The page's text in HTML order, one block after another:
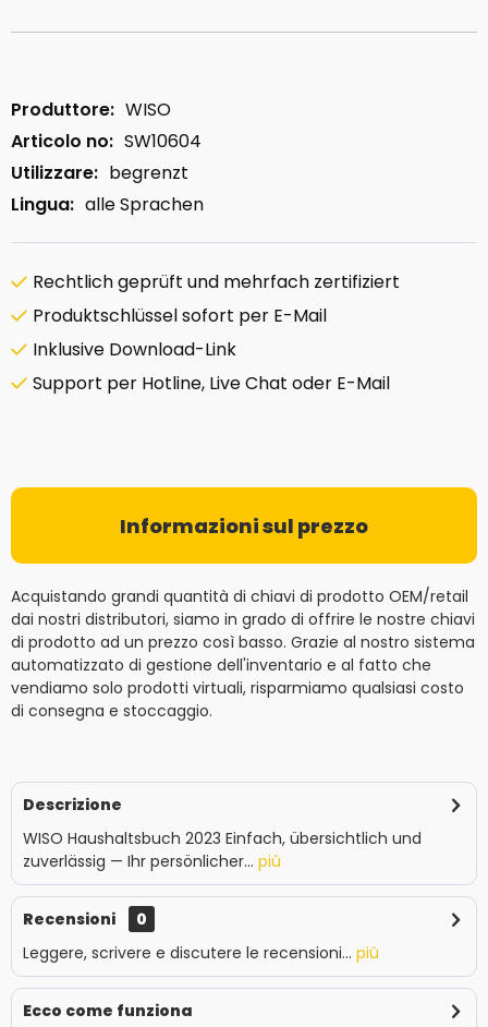
Produttore: WISO
Articolo no: SW10604
Utilizzare: begrenzt
Lingua: alle Sprachen
Rechtlich geprüft und mehrfach zertifiziert
Produktschlüssel sofort per E-Mail
Inklusive Download-Link
Support per Hotline, Live Chat oder E-Mail
Informazioni sul prezzo
Acquistando grandi quantità di chiavi di prodotto OEM/retail
dai nostri distributori, siamo in grado di offrire le nostre chiavi
di prodotto ad un prezzo così basso. Grazie al nostro sistema
automatizzato di gestione dell'inventario e al fatto che
vendiamo solo prodotti virtuali, risparmiamo qualsiasi costo
di consegna e stoccaggio.
Descrizione
WISO Haushaltsbuch 2023 Einfach, übersichtlich und
zuverlässig — Ihr persönlicher... più
Recensioni
0
Leggere, scrivere e discutere le recensioni... più
Ecco come funziona